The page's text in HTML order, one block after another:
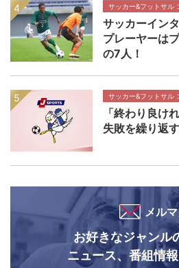
×帝京長岡高校
サッカー&フットサル
サッカーイン
プレーヤーは
の7人！
サッカー&フットサル
「終わり良け
失敗を繰り返
メル
お好きなジャンル
ニュース、番組情